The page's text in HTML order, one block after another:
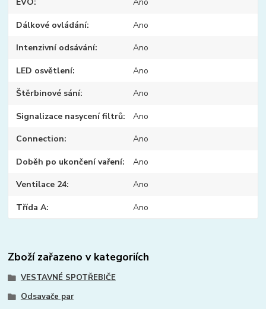
Dálkové ovládání Ano
Intenzivní odsávání Ano
LED osvětlení Ano
Štěrbinové sání Ano
Signalizace nasycení filtrů Ano
Connection Ano
Doběh po ukončení vaření Ano
Ventilace 24 Ano
Třída A Ano
Zboží zařazeno v kategoriích
VESTAVNÉ SPOTŘEBIČE
Odsavače par